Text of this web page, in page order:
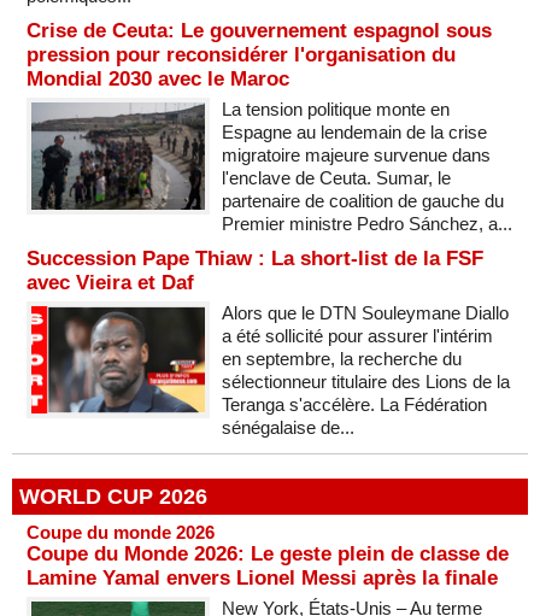
Crise de Ceuta: Le gouvernement espagnol sous
pression pour reconsidérer l'organisation du
Mondial 2030 avec le Maroc
La tension politique monte en
Espagne au lendemain de la crise
migratoire majeure survenue dans
l'enclave de Ceuta. Sumar, le
partenaire de coalition de gauche du
Premier ministre Pedro Sánchez, a...
Succession Pape Thiaw : La short-list de la FSF
avec Vieira et Daf
Alors que le DTN Souleymane Diallo
a été sollicité pour assurer l'intérim
en septembre, la recherche du
sélectionneur titulaire des Lions de la
Teranga s'accélère. La Fédération
sénégalaise de...
WORLD CUP 2026
Coupe du monde 2026
Coupe du Monde 2026: Le geste plein de classe de
Lamine Yamal envers Lionel Messi après la finale
New York, États-Unis – Au terme